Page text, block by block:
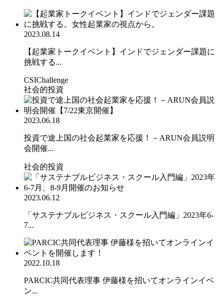
2023.08.14
【起業家トークイベント】インドでジェンダー課題に
挑戦する...
CSIChallenge
社会的投資
2023.06.18
投資で途上国の社会起業家を応援！－ARUN会員説明
会開催...
社会的投資
2023.06.12
「サステナブルビジネス・スクール入門編」2023年6-
7...
2022.10.18
PARCIC共同代表理事 伊藤様を招いてオンラインイベ
ン...